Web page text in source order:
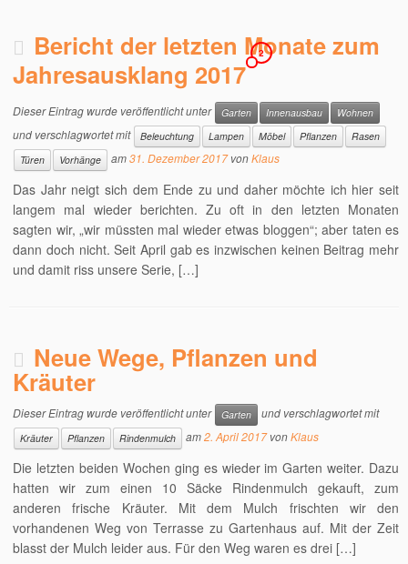
Bericht der letzten Monate zum
Jahresausklang 2017
2
Dieser Eintrag wurde veröffentlicht unter Garten Innenausbau Wohnen
und verschlagwortet mit Beleuchtung Lampen Möbel Pflanzen
Rasen
Türen
Vorhänge am31. Dezember 2017 vonKlaus
Das Jahr neigt sich dem Ende zu und daher möchte ich hier seit
langem mal wieder berichten. Zu oft in den letzten Monaten
sagten wir, „wir müssten mal wieder etwas bloggen“; aber taten es
dann doch nicht. Seit April gab es inzwischen keinen Beitrag mehr
und damit riss unsere Serie, […]
Neue Wege, Pflanzen und
Kräuter
Dieser Eintrag wurde veröffentlicht unter Garten und verschlagwortet mit
Kräuter Pflanzen Rindenmulch am2. April 2017 vonKlaus
Die letzten beiden Wochen ging es wieder im Garten weiter. Dazu
hatten wir zum einen 10 Säcke Rindenmulch gekauft, zum
anderen frische Kräuter. Mit dem Mulch frischten wir den
vorhandenen Weg von Terrasse zu Gartenhaus auf. Mit der Zeit
blasst der Mulch leider aus. Für den Weg waren es drei […]